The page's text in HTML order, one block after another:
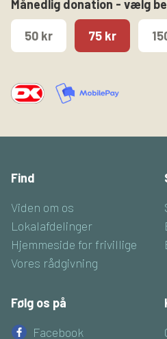
Månedlig donation - vælg
50 kr 75 kr
Find
Viden om os
Lokalafdelinger
Hjemmeside for frivillige
Vores rådgivning
Følg os på
Facebook